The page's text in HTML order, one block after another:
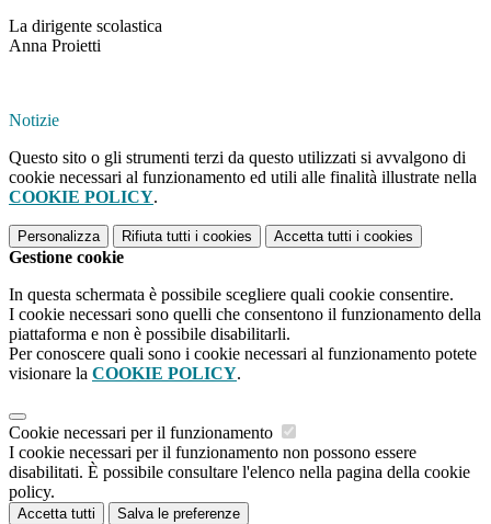
La dirigente scolastica
Anna Proietti
Notizie
Questo sito o gli strumenti terzi da questo utilizzati si avvalgono di
cookie necessari al funzionamento ed utili alle finalità illustrate nella
COOKIE POLICY.
Personalizza Rifiuta tutti i cookies Accetta tutti i cookies
Gestione cookie
In questa schermata è possibile scegliere quali cookie consentire.
I cookie necessari sono quelli che consentono il funzionamento della
piattaforma e non è possibile disabilitarli.
Per conoscere quali sono i cookie necessari al funzionamento potete
visionare la COOKIE POLICY.
Cookie necessari per il funzionamento
I cookie necessari per il funzionamento non possono essere
disabilitati. È possibile consultare l'elenco nella pagina della cookie
policy.
Accetta tutti Salva le preferenze